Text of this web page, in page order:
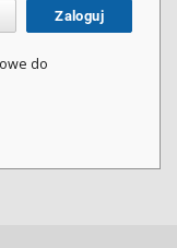
Zaloguj
do